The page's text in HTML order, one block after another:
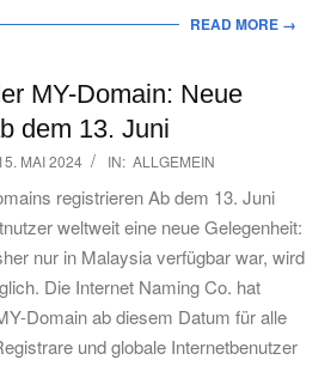
READ MORE →
MY-Domain: Neue
dem 13. Juni
MAI 2024 IN: ALLGEMEIN
registrieren Ab dem 13. Juni
weltweit eine neue Gelegenheit:
nur in Malaysia verfügbar war, wird
Die Internet Naming Co. hat
Domain ab diesem Datum für alle
und globale Internetbenutzer